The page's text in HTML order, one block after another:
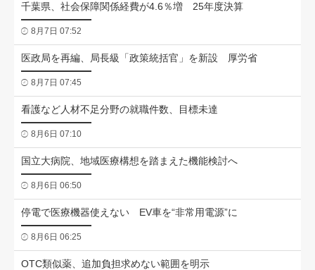
千葉県、社会保障関係経費が4.6％増 25年度決算
8月7日 07:52
医政局を再編、局長級「政策統括官」を新設 厚労省
8月7日 07:45
看護など人材不足分野の就職件数、目標未達
8月6日 07:10
国立大病院、地域医療構想を踏まえた機能検討へ
8月6日 06:50
停電で医療機器使えない EV車を“非常用電源”に
8月6日 06:25
OTC類似薬、追加負担求めない範囲を明示